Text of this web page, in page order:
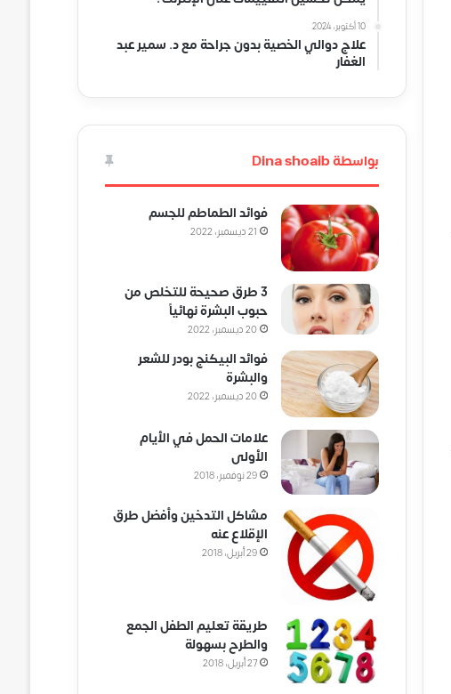
10 أكتوبر، 2024
علاج دوالي الخصية بدون جراحة مع د. سمير عبد
الغفار
بواسطة Dina shoaib
فوائد الطماطم للجسم
21 ديسمبر، 2022
3 طرق صحيحة للتخلص من
حبوب البشرة نهائياً
20 ديسمبر، 2022
فوائد البيكنج بودر للشعر
والبشرة
20 ديسمبر، 2022
علامات الحمل في الأيام
الأولى
29 نوفمبر، 2018
مشاكل التدخين وأفضل طرق
الإقلاع عنه
29 أبريل، 2018
طريقة تعليم الطفل الجمع
والطرح بسهولة
27 أبريل، 2018